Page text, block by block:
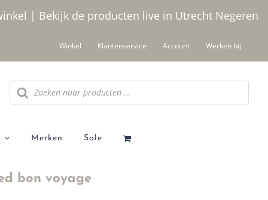
| Bekijk de producten live in Utrecht Negeren
Winkel Klantenservice Account Werken bij
Producten
zoeken
Merken Sale
bon voyage